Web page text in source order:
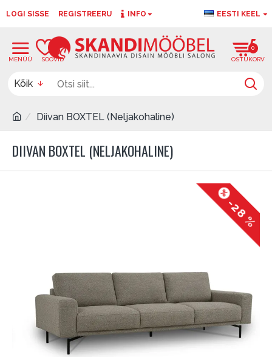
LOGI SISSE REGISTREERU INFO EESTI KEEL
0
Kõik
Diivan BOXTEL (Neljakohaline)
DIIVAN BOXTEL (NELJAKOHALINE)
-28 %